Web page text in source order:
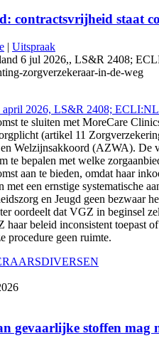
contractsvrijheid staat
| Uitspraak
6 jul 2026,, LS&R 2408;
zorgverzekeraar-in-de-weg
april 2026, LS&R 2408;
te sluiten met MoreCare
(artikel 11
Welzijnsakkoord (AZWA). De
te bepalen met welke
aan te bieden, omdat haar
met een ernstige systematische
en Jeugd geen bezwaar
oordeelt dat VGZ in beginsel
haar beleid inconsistent toepast
procedure geen ruimte.
DIVERSEN
gevaarlijke stoffen mag